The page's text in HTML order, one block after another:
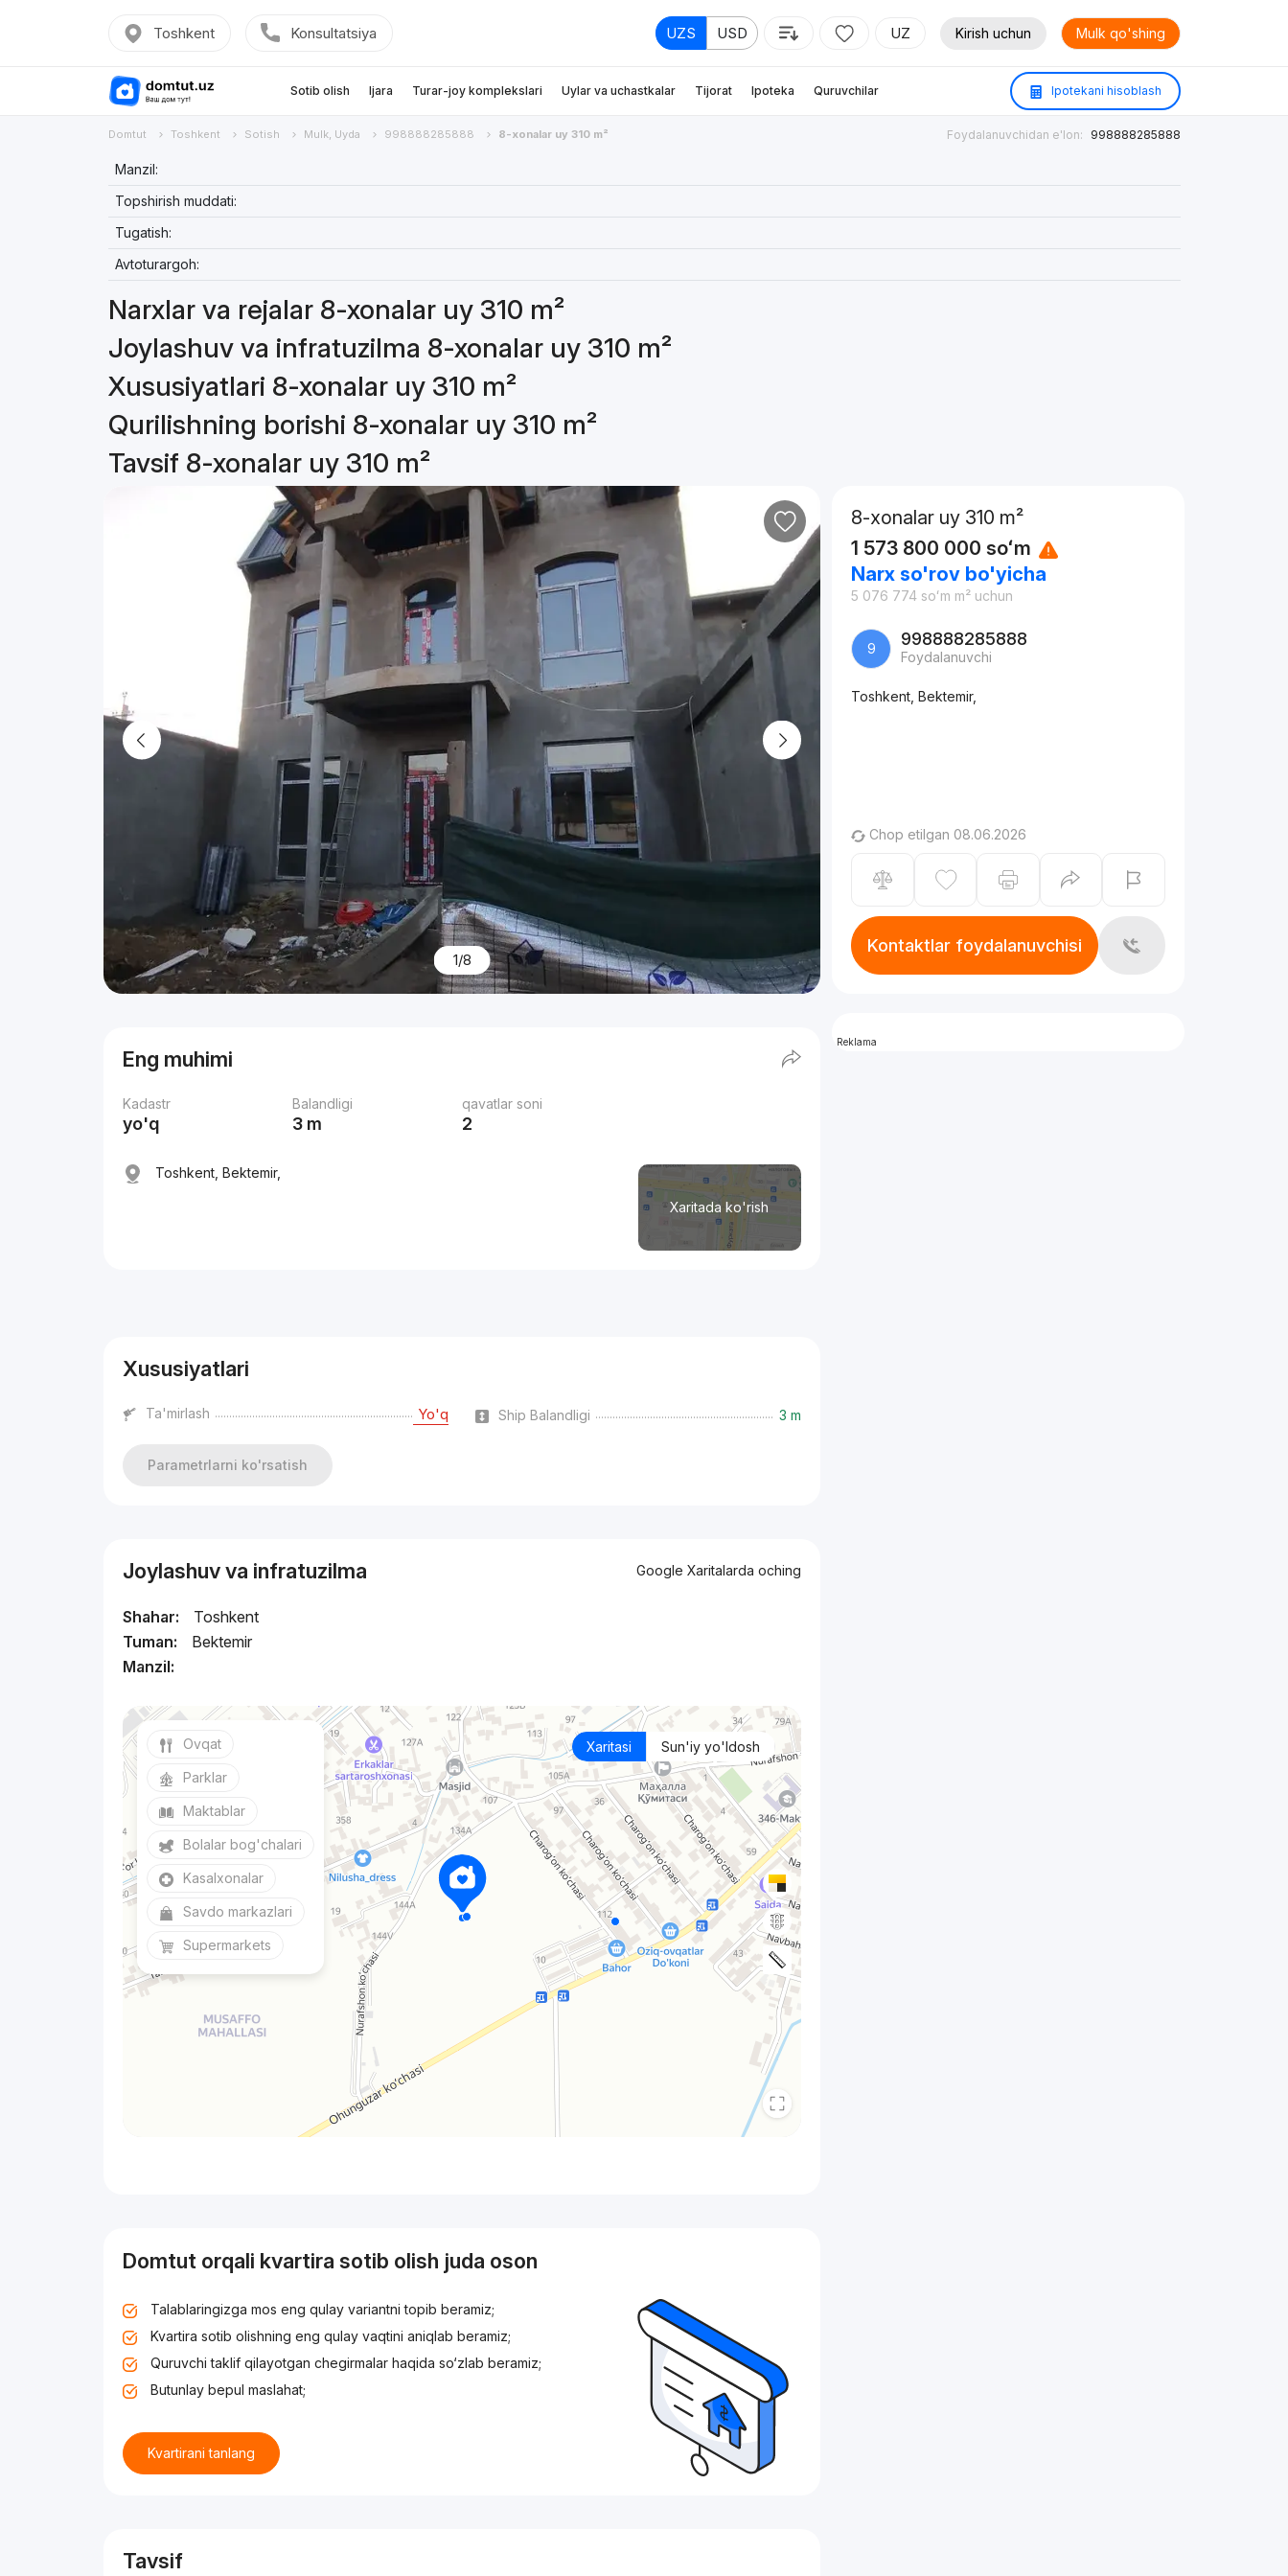
Toshkent Konsultatsiya UZS USD UZ Kirish uchun Mulk qo'shing
Sotib olish Ijara Turar-joy komplekslari Uylar va uchastkalar Tijorat Ipoteka Quruvchilar Ipotekani hisoblash
Domtut Toshkent Sotish Mulk, Uyda 998888285888 8-xonalar uy 310 m² Foydalanuvchidan e'lon: 998888285888
Manzil:
Topshirish muddati:
Tugatish:
Avtoturargoh:
Narxlar va rejalar 8-xonalar uy 310 m²
Joylashuv va infratuzilma 8-xonalar uy 310 m²
Xususiyatlari 8-xonalar uy 310 m²
Qurilishning borishi 8-xonalar uy 310 m²
Tavsif 8-xonalar uy 310 m²
1/8
Eng muhimi
Kadastr
yo'q
Balandligi
3 m
qavatlar soni
2
Xaritada ko'rish
Toshkent, Bektemir,
Xususiyatlari
Ta'mirlash Yo'q Ship Balandligi 3 m
Parametrlarni ko'rsatish
Joylashuv va infratuzilma Google Xaritalarda oching
Shahar:
Toshkent
Tuman:
Bektemir
Manzil:
Xaritasi Sun'iy yo'ldosh
Ovqat
Parklar
Maktablar
Bolalar bog'chalari
Kasalxonalar
Savdo markazlari
Supermarkets
Domtut orqali kvartira sotib olish juda oson
Talablaringizga mos eng qulay variantni topib beramiz;
Kvartira sotib olishning eng qulay vaqtini aniqlab beramiz;
Quruvchi taklif qilayotgan chegirmalar haqida so‘zlab beramiz;
Butunlay bepul maslahat;
Kvartirani tanlang
Tavsif
8-xonalar uy 310 m²
1 573 800 000 soʻm
Narx so'rov bo'yicha
5 076 774 soʻm m² uchun
9 998888285888
Foydalanuvchi
Toshkent, Bektemir,
Chop etilgan 08.06.2026
Kontaktlar foydalanuvchisi
Reklama